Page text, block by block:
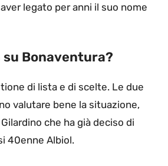
legato per anni il suo nome
su Bonaventura?
di lista e di scelte. Le due
valutare bene la situazione,
che ha già deciso di
40enne Albiol.